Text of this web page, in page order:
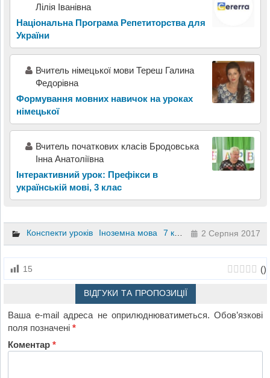
Лілія Іванівна
Національна Програма Репетиторства для
України
Вчитель німецької мови Тереш Галина
Федорівна
Формування мовних навичок на уроках
німецької
Вчитель початкових класів Бродовська
Інна Анатоліївна
Інтерактивний урок: Префікси в
українській мові, 3 клас
Конспекти уроків Іноземна мова 7 клас 2 Серпня 2017
15 ()
ВІДГУКИ ТА ПРОПОЗИЦІЇ
Ваша e-mail адреса не оприлюднюватиметься. Обов’язкові
поля позначені*
Коментар*